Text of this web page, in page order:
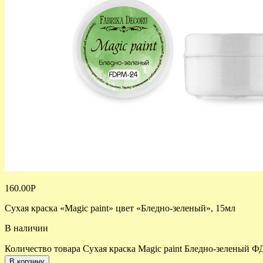
160.00Р
Сухая краска «Magic paint» цвет «Бледно-зеленый», 15мл
В наличии
Количество товара Сухая краска Magic paint Бледно-зеленый